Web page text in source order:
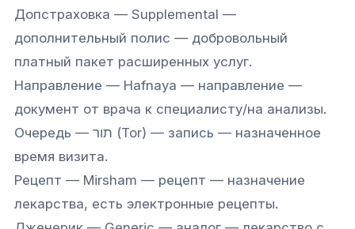
Допстраховка — Supplemental —
дополнительный полис — добровольный
платный пакет расширенных услуг.
Направление — Hafnaya — направление —
документ от врача к специалисту/на анализы.
Очередь — תור (Tor) — запись — назначенное
время визита.
Рецепт — Mirsham — рецепт — назначение
лекарства, есть электронные рецепты.
Связаться с нами